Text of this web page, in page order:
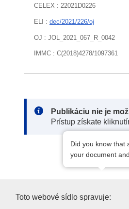
CELEX : 22021D0226
ELI : dec/2021/226/oj
OJ : JOL_2021_067_R_0042
IMMC : C(2018)4278/1097361
Note:
Publikáciu nie je
Prístup získate
Did you know that
your document
Úrad pre
Toto webové sídlo spravuje: